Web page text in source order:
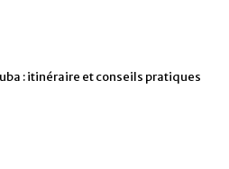
: itinéraire et conseils pratiques